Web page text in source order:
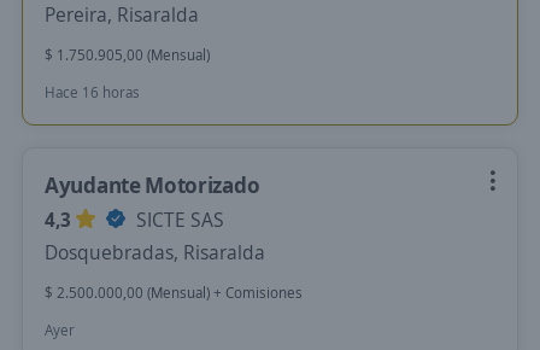
Pereira, Risaralda
$ 1.750.905,00 (Mensual)
Hace 16 horas
Ayudante Motorizado
4,3
SICTE SAS
Dosquebradas, Risaralda
$ 2.500.000,00 (Mensual) + Comisiones
Ayer